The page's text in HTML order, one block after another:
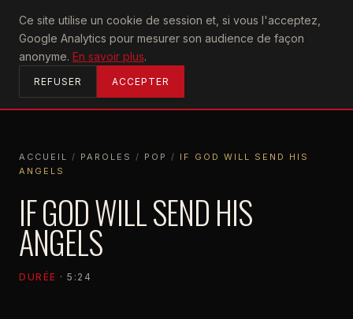
Ce site utilise un cookie de session et, si vous l'acceptez,
Google Analytics pour mesurer son audience de façon
anonyme. En savoir plus.
REFUSER ACCEPTER
U2achtung
ACCUEIL
ACCUEIL / PAROLES / POP / IF GOD WILL SEND HIS
ANGELS
IF GOD WILL SEND HIS
ANGELS
DURÉE · 5:24